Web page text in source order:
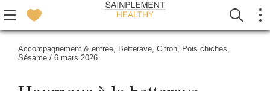
Accompagnement & entrée, Betterave, Citron, Pois chiches,
Sésame / 6 mars 2026